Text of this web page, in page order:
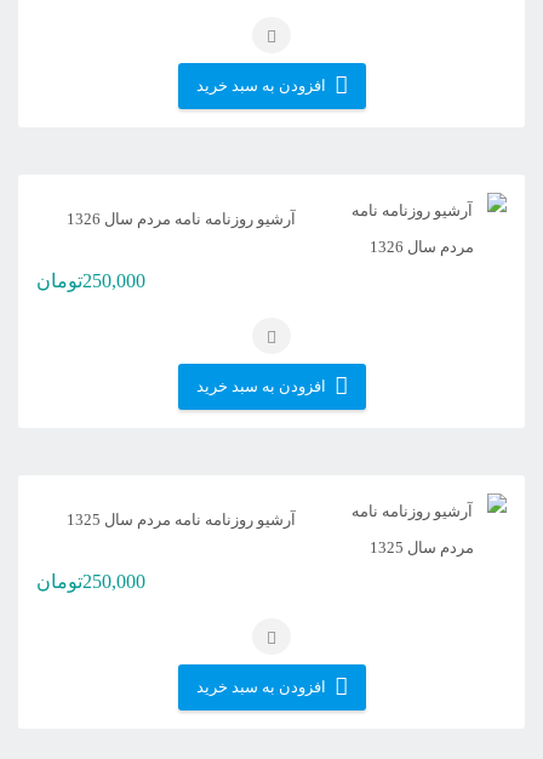
افزودن به سبد خرید
آرشیو روزنامه نامه مردم سال 1326
250,000تومان
افزودن به سبد خرید
آرشیو روزنامه نامه مردم سال 1325
250,000تومان
افزودن به سبد خرید